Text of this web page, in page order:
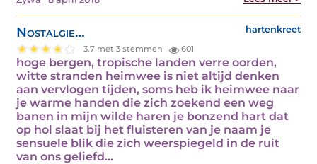
Nostalgie… hartenkreet
3.7 met 3 stemmen 601
hoge bergen, tropische landen verre oorden,
witte stranden heimwee is niet altijd denken
aan vervlogen tijden, soms heb ik heimwee naar
je warme handen die zich zoekend een weg
banen in mijn wilde haren je bonzend hart dat
op hol slaat bij het fluisteren van je naam je
sensuele blik die zich weerspiegeld in de ruit
van ons geliefd…